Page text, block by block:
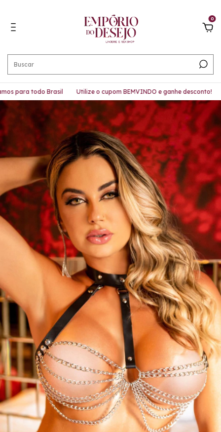
0
para todo Brasil Utilize o cupom BEMVINDO e ganhe desconto!